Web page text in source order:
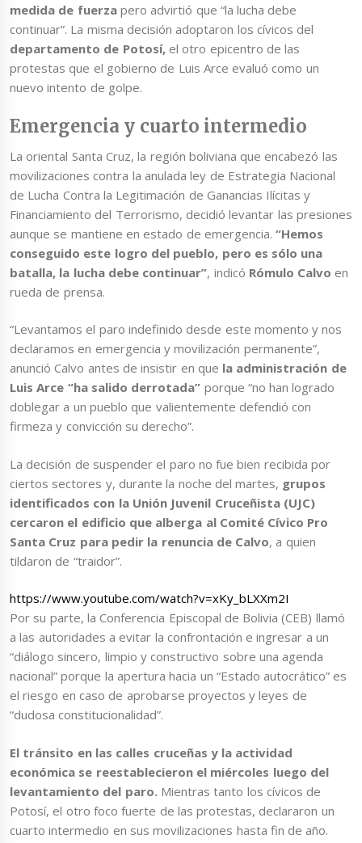
medida de fuerzapero advirtió que “la lucha debe
continuar”. La misma decisión adoptaron los cívicos del
departamento de Potosí,el otro epicentro de las
protestas que el gobierno de Luis Arce evaluó como un
nuevo intento de golpe.
Emergencia y cuarto intermedio
La oriental Santa Cruz, la región boliviana que encabezó las
movilizaciones contra la anulada ley de Estrategia Nacional
de Lucha Contra la Legitimación de Ganancias Ilícitas y
Financiamiento del Terrorismo, decidió levantar las presiones
aunque se mantiene en estado de emergencia.“Hemos
conseguido este logro del pueblo, pero es sólo una
batalla, la lucha debe continuar”, indicó Rómulo Calvo en
rueda de prensa.
“Levantamos el paro indefinido desde este momento y nos
declaramos en emergencia y movilización permanente”,
anunció Calvo antes de insistir en que la administración de
Luis Arce “ha salido derrotada” porque “no han logrado
doblegar a un pueblo que valientemente defendió con
firmeza y convicción su derecho”.
La decisión de suspender el paro no fue bien recibida por
ciertos sectores y, durante la noche del martes, grupos
identificados con la Unión Juvenil Cruceñista (UJC)
cercaron el edificio que alberga al Comité Cívico Pro
Santa Cruz para pedir la renuncia de Calvo, a quien
tildaron de “traidor”.
https://www.youtube.com/watch?v=xKy_bLXXm2I
Por su parte, la Conferencia Episcopal de Bolivia (CEB) llamó
a las autoridades a evitar la confrontación e ingresar a un
“diálogo sincero, limpio y constructivo sobre una agenda
nacional” porque la apertura hacia un “Estado autocrático” es
el riesgo en caso de aprobarse proyectos y leyes de
“dudosa constitucionalidad”.
El tránsito en las calles cruceñas y la actividad
económica se reestablecieron el miércoles luego del
levantamiento del paro. Mientras tanto los cívicos de
Potosí, el otro foco fuerte de las protestas, declararon un
cuarto intermedio en sus movilizaciones hasta fin de año.